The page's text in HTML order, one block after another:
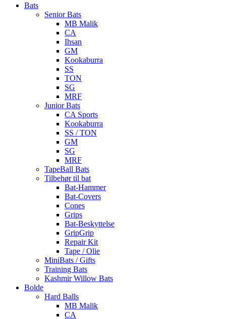
Bats
Senior Bats
MB Malik
CA
Ihsan
GM
Kookaburra
SS
TON
SG
MRF
Junior Bats
CA Sports
Kookaburra
SS / TON
GM
SG
MRF
TapeBall Bats
Tilbehør til bat
Bat-Hammer
Bat-Covers
Cones
Grips
Bat-Beskyttelse
GripGrip
Repair Kit
Tape / Olie
MiniBats / Gifts
Training Bats
Kashmir Willow Bats
Bolde
Hard Balls
MB Malik
CA